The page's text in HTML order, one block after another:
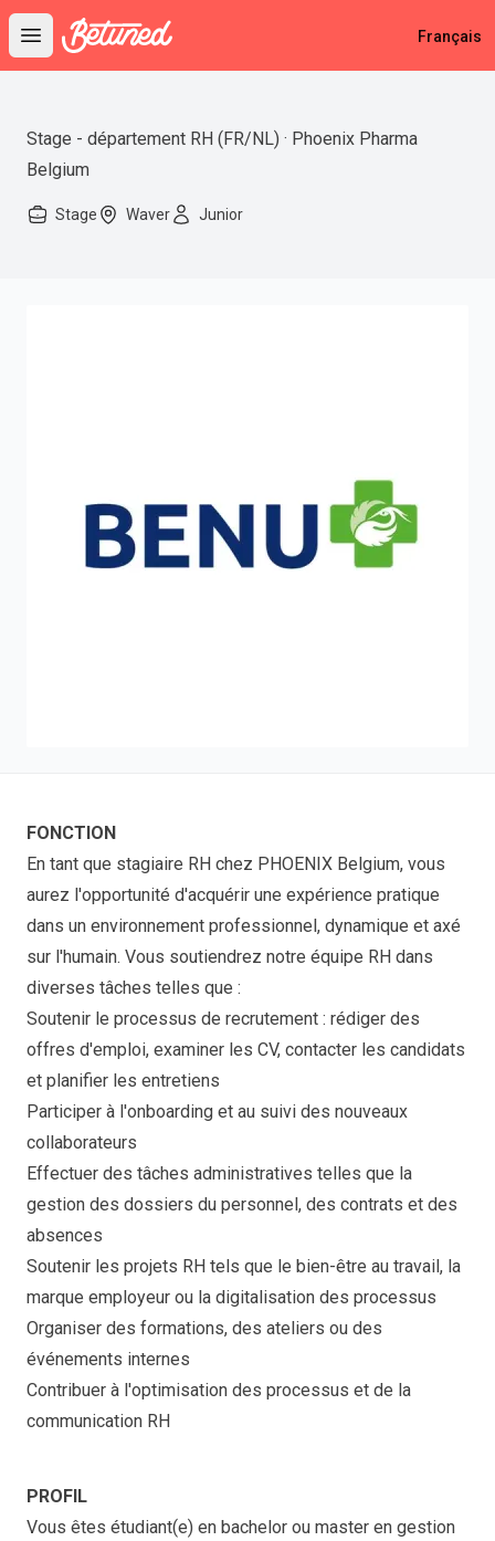
Open main menu
Betuned Français
Stage - département RH (FR/NL) · Phoenix Pharma
Belgium
Stage Waver Junior
FONCTION
En tant que stagiaire RH chez PHOENIX Belgium, vous
aurez l'opportunité d'acquérir une expérience pratique
dans un environnement professionnel, dynamique et axé
sur l'humain. Vous soutiendrez notre équipe RH dans
diverses tâches telles que :
Soutenir le processus de recrutement : rédiger des
offres d'emploi, examiner les CV, contacter les candidats
et planifier les entretiens
Participer à l'onboarding et au suivi des nouveaux
collaborateurs
Effectuer des tâches administratives telles que la
gestion des dossiers du personnel, des contrats et des
absences
Soutenir les projets RH tels que le bien-être au travail, la
marque employeur ou la digitalisation des processus
Organiser des formations, des ateliers ou des
événements internes
Contribuer à l'optimisation des processus et de la
communication RH
PROFIL
Vous êtes étudiant(e) en bachelor ou master en gestion